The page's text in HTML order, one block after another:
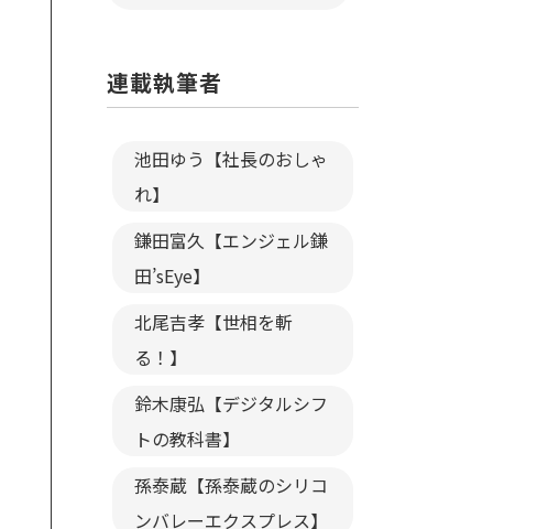
連載執筆者
池田ゆう【社長のおしゃ
れ】
鎌田富久【エンジェル鎌
田’sEye】
北尾吉孝【世相を斬
る！】
鈴木康弘【デジタルシフ
トの教科書】
孫泰蔵【孫泰蔵のシリコ
ンバレーエクスプレス】